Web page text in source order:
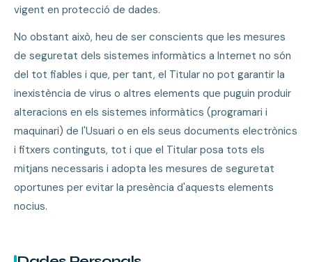
vigent en protecció de dades.
No obstant això, heu de ser conscients que les mesures
de seguretat dels sistemes informàtics a Internet no són
del tot fiables i que, per tant, el Titular no pot garantir la
inexistència de virus o altres elements que puguin produir
alteracions en els sistemes informàtics (programari i
maquinari) de l'Usuari o en els seus documents electrònics
i fitxers continguts, tot i que el Titular posa tots els
mitjans necessaris i adopta les mesures de seguretat
oportunes per evitar la presència d'aquests elements
nocius.